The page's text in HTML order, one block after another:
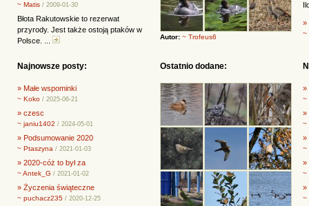
~ Matis / 2009-01-30
Błota Rakutowskie to rezerwat
przyrody. Jest także ostoją ptaków w
Polsce. ...
Najnowsze posty:
» Małe wspominki
~ Koko / 2025-06-21
» czesc
~ janiu1402 / 2024-05-01
» Podsumowanie 2020
~ Ptaszyna / 2021-01-03
» 2020-cóż to był za
~ Antek_G / 2021-01-02
» Życzenia świąteczne
~ puchacz235 / 2020-12-25
Autor: ~ Trofeus6
Ostatnio dodane:
»
~
»
~
»
~
»
~
»
~
»
~